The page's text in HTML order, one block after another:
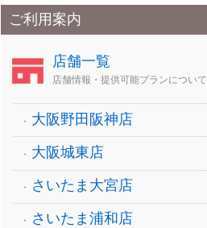
ご利用案内
店舗一覧
店舗情報・提供可能プランについて
大阪野田阪神店
大阪城東店
さいたま大宮店
さいたま浦和店